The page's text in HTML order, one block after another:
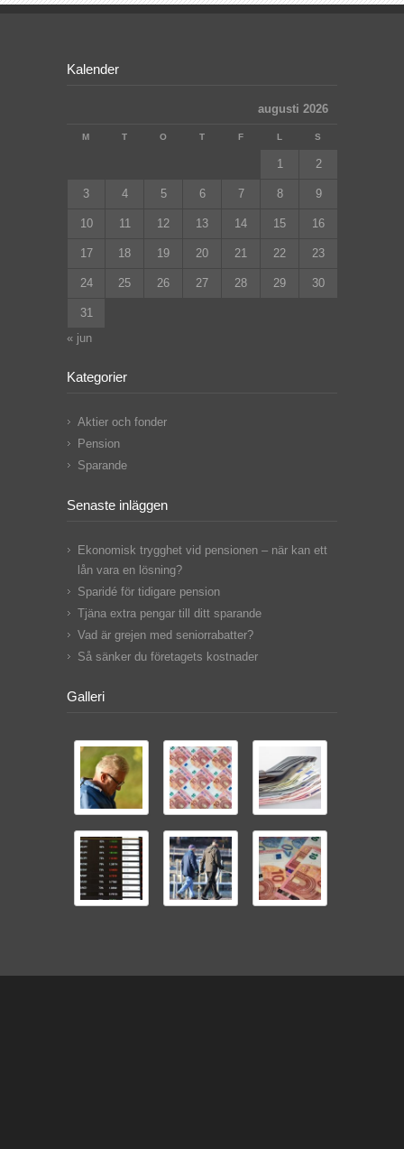
Kalender
augusti 2026
M T O T F L S
1 2
3 4 5 6 7 8 9
10 11 12 13 14 15 16
17 18 19 20 21 22 23
24 25 26 27 28 29 30
31
« jun
Kategorier
Aktier och fonder
Pension
Sparande
Senaste inläggen
Ekonomisk trygghet vid pensionen – när kan ett
lån vara en lösning?
Sparidé för tidigare pension
Tjäna extra pengar till ditt sparande
Vad är grejen med seniorrabatter?
Så sänker du företagets kostnader
Galleri